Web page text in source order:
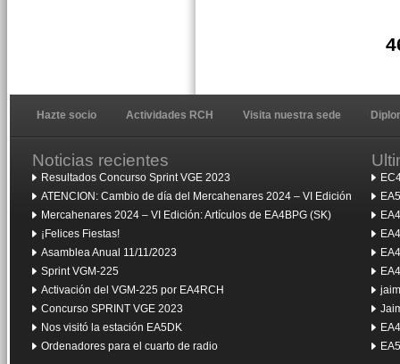
Hazte socio Actividades RCH Visita nuestra sede
Noticias recientes
Resultados Concurso Sprint VGE 2023
ATENCION: Cambio de día del Mercahenares 2024 – VI Edición
Mercahenares 2024 – VI Edición: Artículos de EA4BPG (SK)
¡Felices Fiestas!
Asamblea Anual 11/11/2023
Sprint VGM-225
Activación del VGM-225 por EA4RCH
Concurso SPRINT VGE 2023
Nos visitó la estación EA5DK
Ordenadores para el cuarto de radio